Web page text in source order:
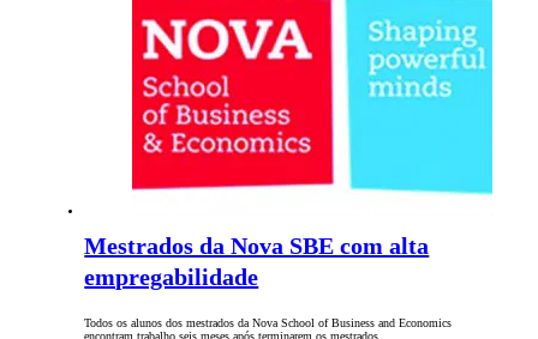
Mestrados da Nova SBE com alta
empregabilidade
Todos os alunos dos mestrados da Nova School of Business and Economics
encontram trabalho seis meses após terminarem os mestrados,…